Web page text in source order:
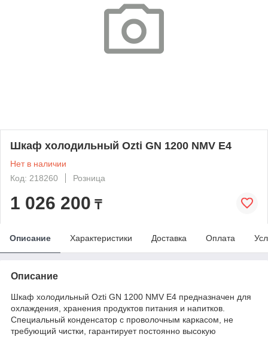
Шкаф холодильный Ozti GN 1200 NMV E4
Нет в наличии
Код: 218260
Розница
1 026 200 ₸
Описание Характеристики Доставка Оплата
Описание
Шкаф холодильный Ozti GN 1200 NMV E4 предназначен для
охлаждения, хранения продуктов питания и напитков.
Специальный конденсатор с проволочным каркасом, не
требующий чистки, гарантирует постоянно высокую